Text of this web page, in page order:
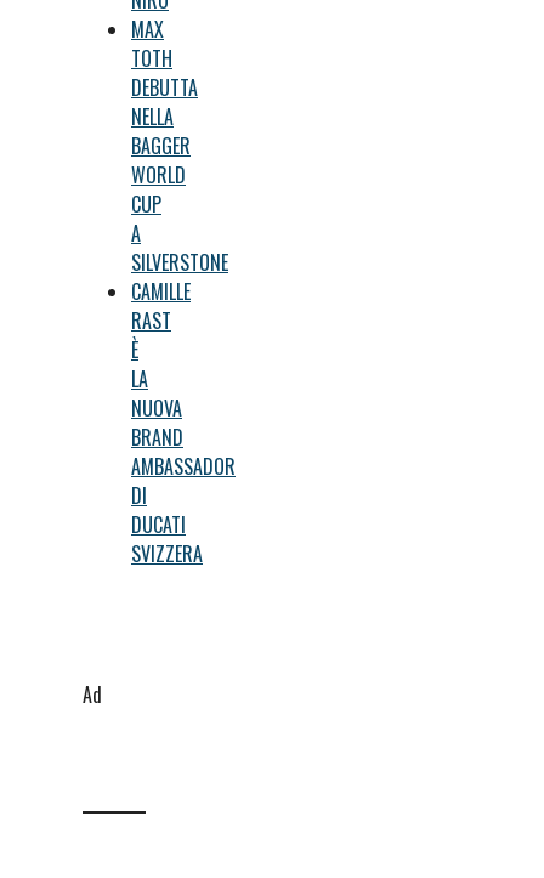
MAX
TOTH
DEBUTTA
NELLA
BAGGER
WORLD
CUP
A
SILVERSTONE
CAMILLE
RAST
È
LA
NUOVA
BRAND
AMBASSADOR
DI
DUCATI
SVIZZERA
Ad